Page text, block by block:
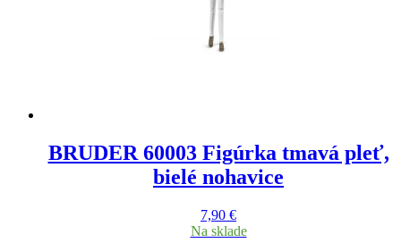
BRUDER 60003 Figúrka tmavá pleť,
bielé nohavice
7,90 €
Na sklade